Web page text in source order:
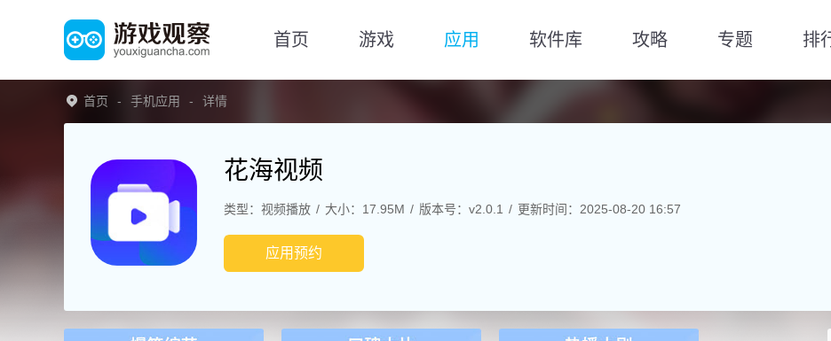
首页 游戏 应用 软件库 攻略 专题 排
首页 手机应用 详情
花海视频
类型：视频播放 大小：17.95M 版本号：v2.0.1 更新时间：2025-08-20 16:57
应用预约